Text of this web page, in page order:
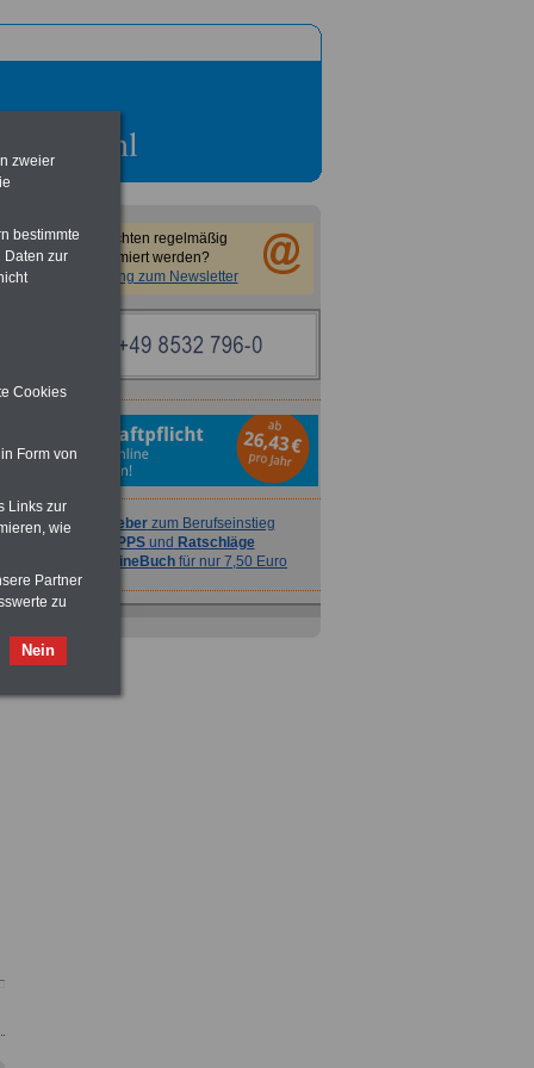
Sie möchten regelmäßig
informiert werden?
Anmeldung zum Newsletter
Ratgeberzum Berufseinstieg
TIPPS und Ratschläge
OnlineBuch für nur 7,50 Euro
zweier
bestimmte
Daten zur
Cookies
Form von
Links zur
wie
Partner
zu
Nein